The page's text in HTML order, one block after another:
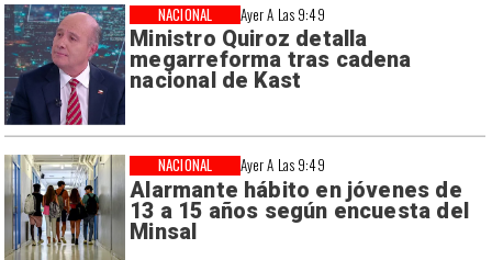
Ayer A Las 9:49
Ministro Quiroz detalla
megarreforma tras cadena
nacional de Kast
NACIONAL
Ayer A Las 9:49
Alarmante hábito en jóvenes de
13 a 15 años según encuesta del
Minsal
NACIONAL